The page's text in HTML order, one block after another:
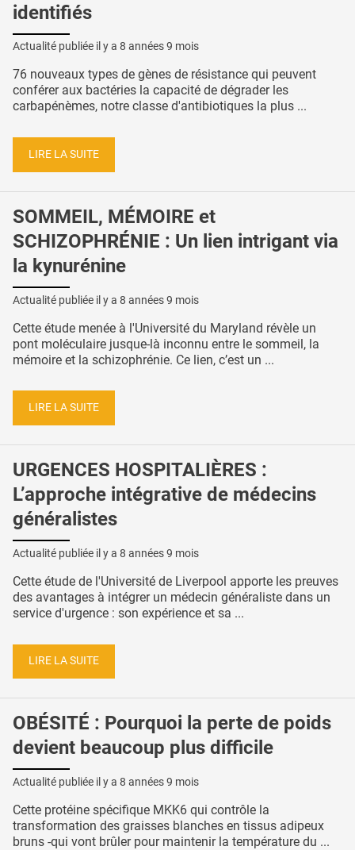
identifiés
Actualité publiée il y a 8 années 9 mois
76 nouveaux types de gènes de résistance qui peuvent
conférer aux bactéries la capacité de dégrader les
carbapénèmes, notre classe d'antibiotiques la plus ...
LIRE LA SUITE
SOMMEIL, MÉMOIRE et
SCHIZOPHRÉNIE : Un lien intrigant via
la kynurénine
Actualité publiée il y a 8 années 9 mois
Cette étude menée à l'Université du Maryland révèle un
pont moléculaire jusque-là inconnu entre le sommeil, la
mémoire et la schizophrénie. Ce lien, c’est un ...
LIRE LA SUITE
URGENCES HOSPITALIÈRES :
L’approche intégrative de médecins
généralistes
Actualité publiée il y a 8 années 9 mois
Cette étude de l'Université de Liverpool apporte les preuves
des avantages à intégrer un médecin généraliste dans un
service d'urgence : son expérience et sa ...
LIRE LA SUITE
OBÉSITÉ : Pourquoi la perte de poids
devient beaucoup plus difficile
Actualité publiée il y a 8 années 9 mois
Cette protéine spécifique MKK6 qui contrôle la
transformation des graisses blanches en tissus adipeux
bruns -qui vont brûler pour maintenir la température du ...